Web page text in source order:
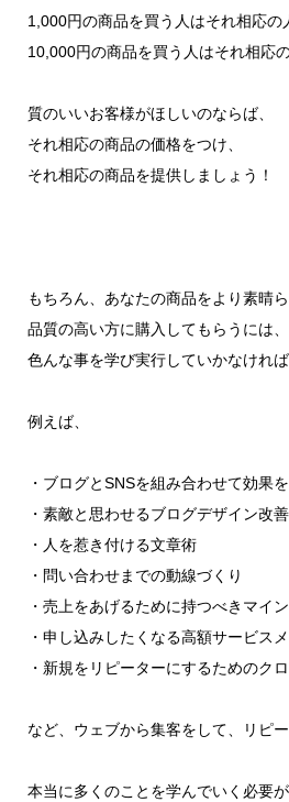
1,000円の商品を買う人はそれ相応の
10,000円の商品を買う人はそれ相応
質のいいお客様がほしいのならば、
それ相応の商品の価格をつけ、
それ相応の商品を提供しましょう！
もちろん、あなたの商品をより素晴
品質の高い方に購入してもらうには、
色んな事を学び実行していかなければ
例えば、
・ブログとSNSを組み合わせて効果
・素敵と思わせるブログデザイン改善
・人を惹き付ける文章術
・問い合わせまでの動線づくり
・売上をあげるために持つべきマイ
・申し込みしたくなる高額サービス
・新規をリピーターにするためのク
など、ウェブから集客をして、リピ
本当に多くのことを学んでいく必要が